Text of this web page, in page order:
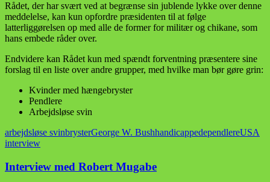
Rådet, der har svært ved at begrænse sin jublende lykke over denne
meddelelse, kan kun opfordre præsidenten til at følge
latterliggørelsen op med alle de former for militær og chikane, som
hans embede råder over.
Endvidere kan Rådet kun med spændt forventning præsentere sine
forslag til en liste over andre grupper, med hvilke man bør gøre grin:
Kvinder med hængebryster
Pendlere
Arbejdsløse svin
arbejdsløse svinbrysterGeorge W. BushhandicappedependlereUSA
interview
Interview med Robert Mugabe